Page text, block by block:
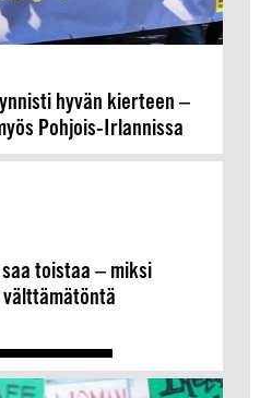
hyvän kierteen –
Pohjois-Irlannissa
toistaa – miksi